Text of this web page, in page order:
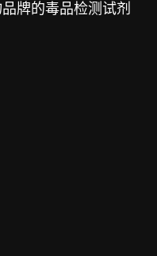
牌的毒品检测试剂